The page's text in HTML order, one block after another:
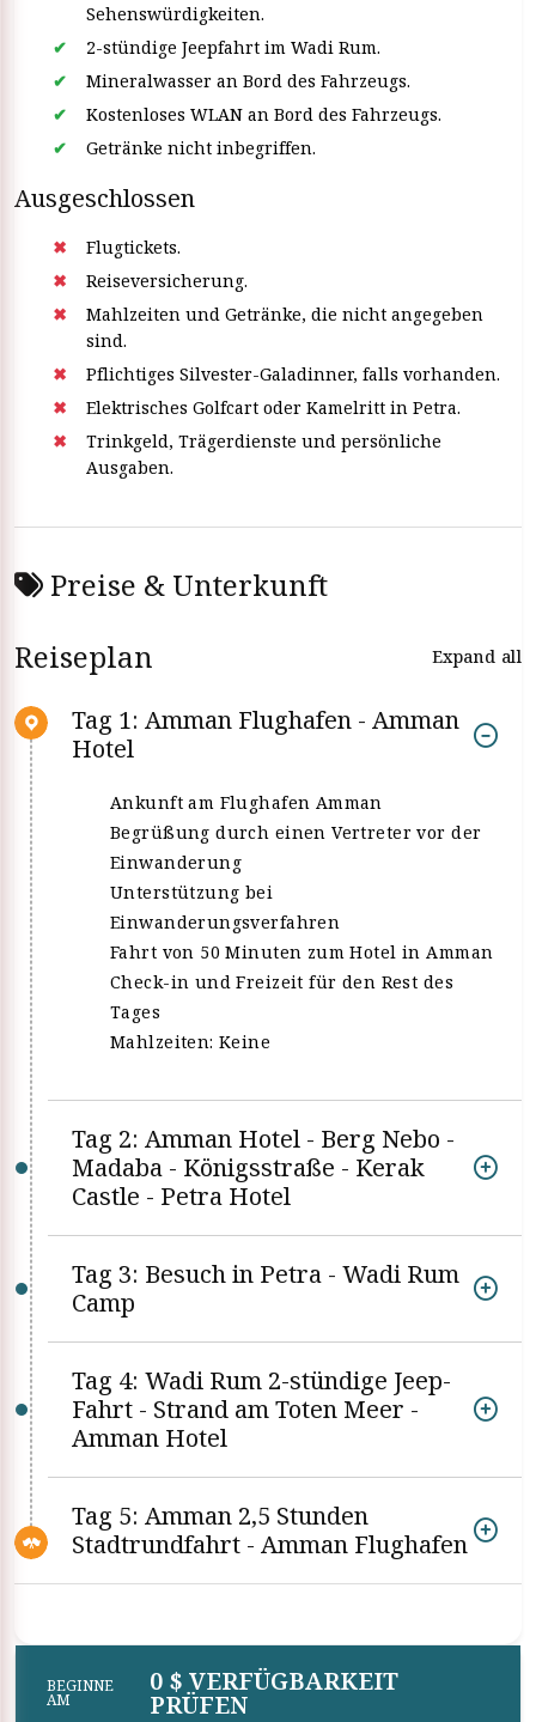
Sehenswürdigkeiten.
2-stündige Jeepfahrt im Wadi Rum.
Mineralwasser an Bord des Fahrzeugs.
Kostenloses WLAN an Bord des Fahrzeugs.
Getränke nicht inbegriffen.
Ausgeschlossen
Flugtickets.
Reiseversicherung.
Mahlzeiten und Getränke, die nicht angegeben
sind.
Pflichtiges Silvester-Galadinner, falls vorhanden.
Elektrisches Golfcart oder Kamelritt in Petra.
Trinkgeld, Trägerdienste und persönliche
Ausgaben.
Preise & Unterkunft
Reiseplan
Expand all
Tag 1: Amman Flughafen - Amman
Hotel
Ankunft am Flughafen Amman
Begrüßung durch einen Vertreter vor der
Einwanderung
Unterstützung bei
Einwanderungsverfahren
Fahrt von 50 Minuten zum Hotel in Amman
Check-in und Freizeit für den Rest des
Tages
Mahlzeiten: Keine
Tag 2: Amman Hotel - Berg Nebo -
Madaba - Königsstraße - Kerak
Castle - Petra Hotel
Tag 3: Besuch in Petra - Wadi Rum
Camp
Tag 4: Wadi Rum 2-stündige Jeep-
Fahrt - Strand am Toten Meer -
Amman Hotel
Tag 5: Amman 2,5 Stunden
Stadtrundfahrt - Amman Flughafen
BEGINNE
AM
0 $ VERFÜGBARKEIT
PRÜFEN